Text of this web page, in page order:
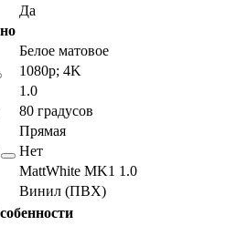
Да
Белое матовое
1080p; 4K
1.0
80 градусов
Прямая
Нет
MattWhite MK1 1.0
Винил (ПВХ)